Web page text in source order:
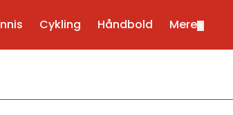
Cykling Håndbold Mere